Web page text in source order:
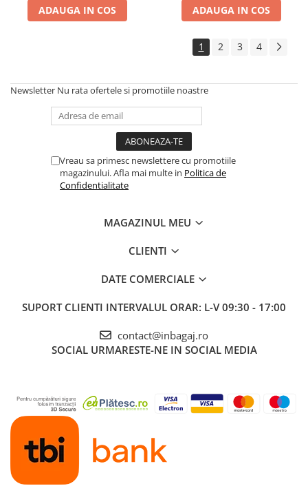
ADAUGA IN COS ADAUGA IN COS
1 2 3 4
Newsletter Nu rata ofertele si promotiile noastre
Vreau sa primesc newslettere cu promotiile
magazinului. Afla mai multe in Politica de
Confidentialitate
MAGAZINUL MEU
CLIENTI
DATE COMERCIALE
SUPORT CLIENTI INTERVALUL ORAR: L-V 09:30 - 17:00
contact@inbagaj.ro
SOCIAL URMARESTE-NE IN SOCIAL MEDIA